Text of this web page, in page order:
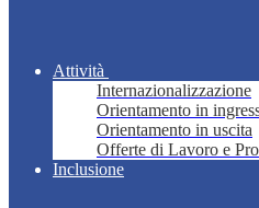
Attività
Internazionalizzazione
Orientamento in
Orientamento in uscita
Offerte di Lavoro e
Inclusione